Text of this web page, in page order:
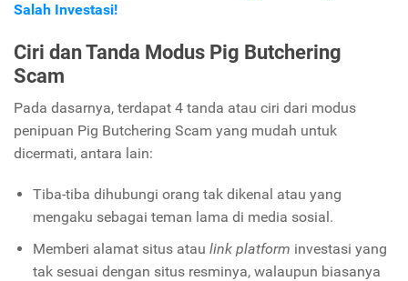
Salah Investasi!
Ciri dan Tanda Modus Pig Butchering
Scam
Pada dasarnya, terdapat 4 tanda atau ciri dari modus
penipuan Pig Butchering Scam yang mudah untuk
dicermati, antara lain:
Tiba-tiba dihubungi orang tak dikenal atau yang
mengaku sebagai teman lama di media sosial.
Memberi alamat situs atau link platform investasi yang
tak sesuai dengan situs resminya, walaupun biasanya